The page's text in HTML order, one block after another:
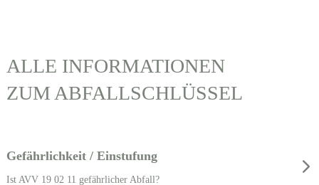
ALLE INFORMATIONEN
ZUM ABFALLSCHLÜSSEL
Gefährlichkeit / Einstufung
Ist AVV 19 02 11 gefährlicher Abfall?